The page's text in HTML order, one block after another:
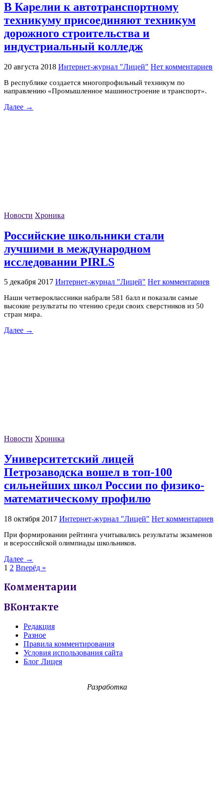
В Карелии к автотранспортному
техникуму присоединяют техникум
дорожного строительства и
индустриальный колледж
20 августа 2018 Интернет-журнал "Лицей" Нет комментариев
В республике создается многопрофильный техникум по
направлению «Промышленное машиностроение и транспорт».
Далее →
Новости Хроника
Российские школьники стали
лучшими в международном
исследовании PIRLS
5 декабря 2017 Интернет-журнал "Лицей" Нет комментариев
Наши четвероклассники набрали 581 балл и показали самые
высокие результаты по чтению среди своих сверстников из 50
стран мира.
Далее →
Новости Хроника
Университетский лицей
Петрозаводска вошел в топ-100
сильнейших школ России по физико-
математическому профилю
18 октября 2017 Интернет-журнал "Лицей" Нет комментариев
При формировании рейтинга учитывались результаты экзаменов
и всероссийской олимпиады школьников.
Далее →
1 2 Вперёд »
Комментарии
ВКонтакте
Редакция
Разное
Правила комментирования
Условия использования сайта
Блог Лицея
Разработка